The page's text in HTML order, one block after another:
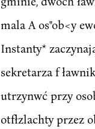
mala A os"ob<y
Instanty*
sekretarza f
utrzynwć przy
otfłzlachty przez